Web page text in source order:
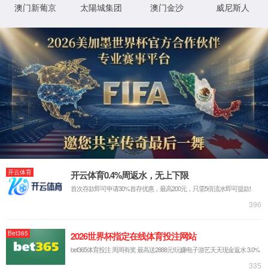
对不起, 您访问的资源不存在